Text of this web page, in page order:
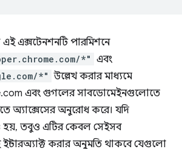
এক্সটেনশনটি পারমিশনে
*" এবং
*" উল্লেখ করার মাধ্যমে
এবং গুগলের সাবডোমেইনগুলোতে
অ্যাক্সেসের অনুরোধ করে। যদি
হয়, তবুও এটির কেবল সেইসব
করার অনুমতি থাকবে যেগুলো